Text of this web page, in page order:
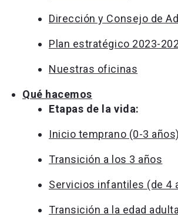
Dirección y Consejo de
Plan estratégico 2023-
Nuestras oficinas
Qué hacemos
Etapas de la vida:
Inicio temprano (0-3 años)
Transición a los 3 años
Servicios infantiles (de 4
Transición a la edad